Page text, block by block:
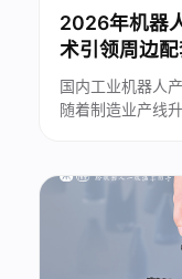
2026年机器
术引领周边
国内工业机器人
随着制造业产线
化生产工况，柔
后一环的关键。...